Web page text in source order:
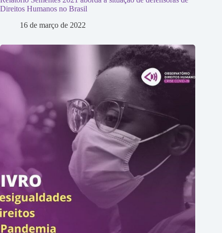
Direitos Humanos no Brasil
16 de março de 2022